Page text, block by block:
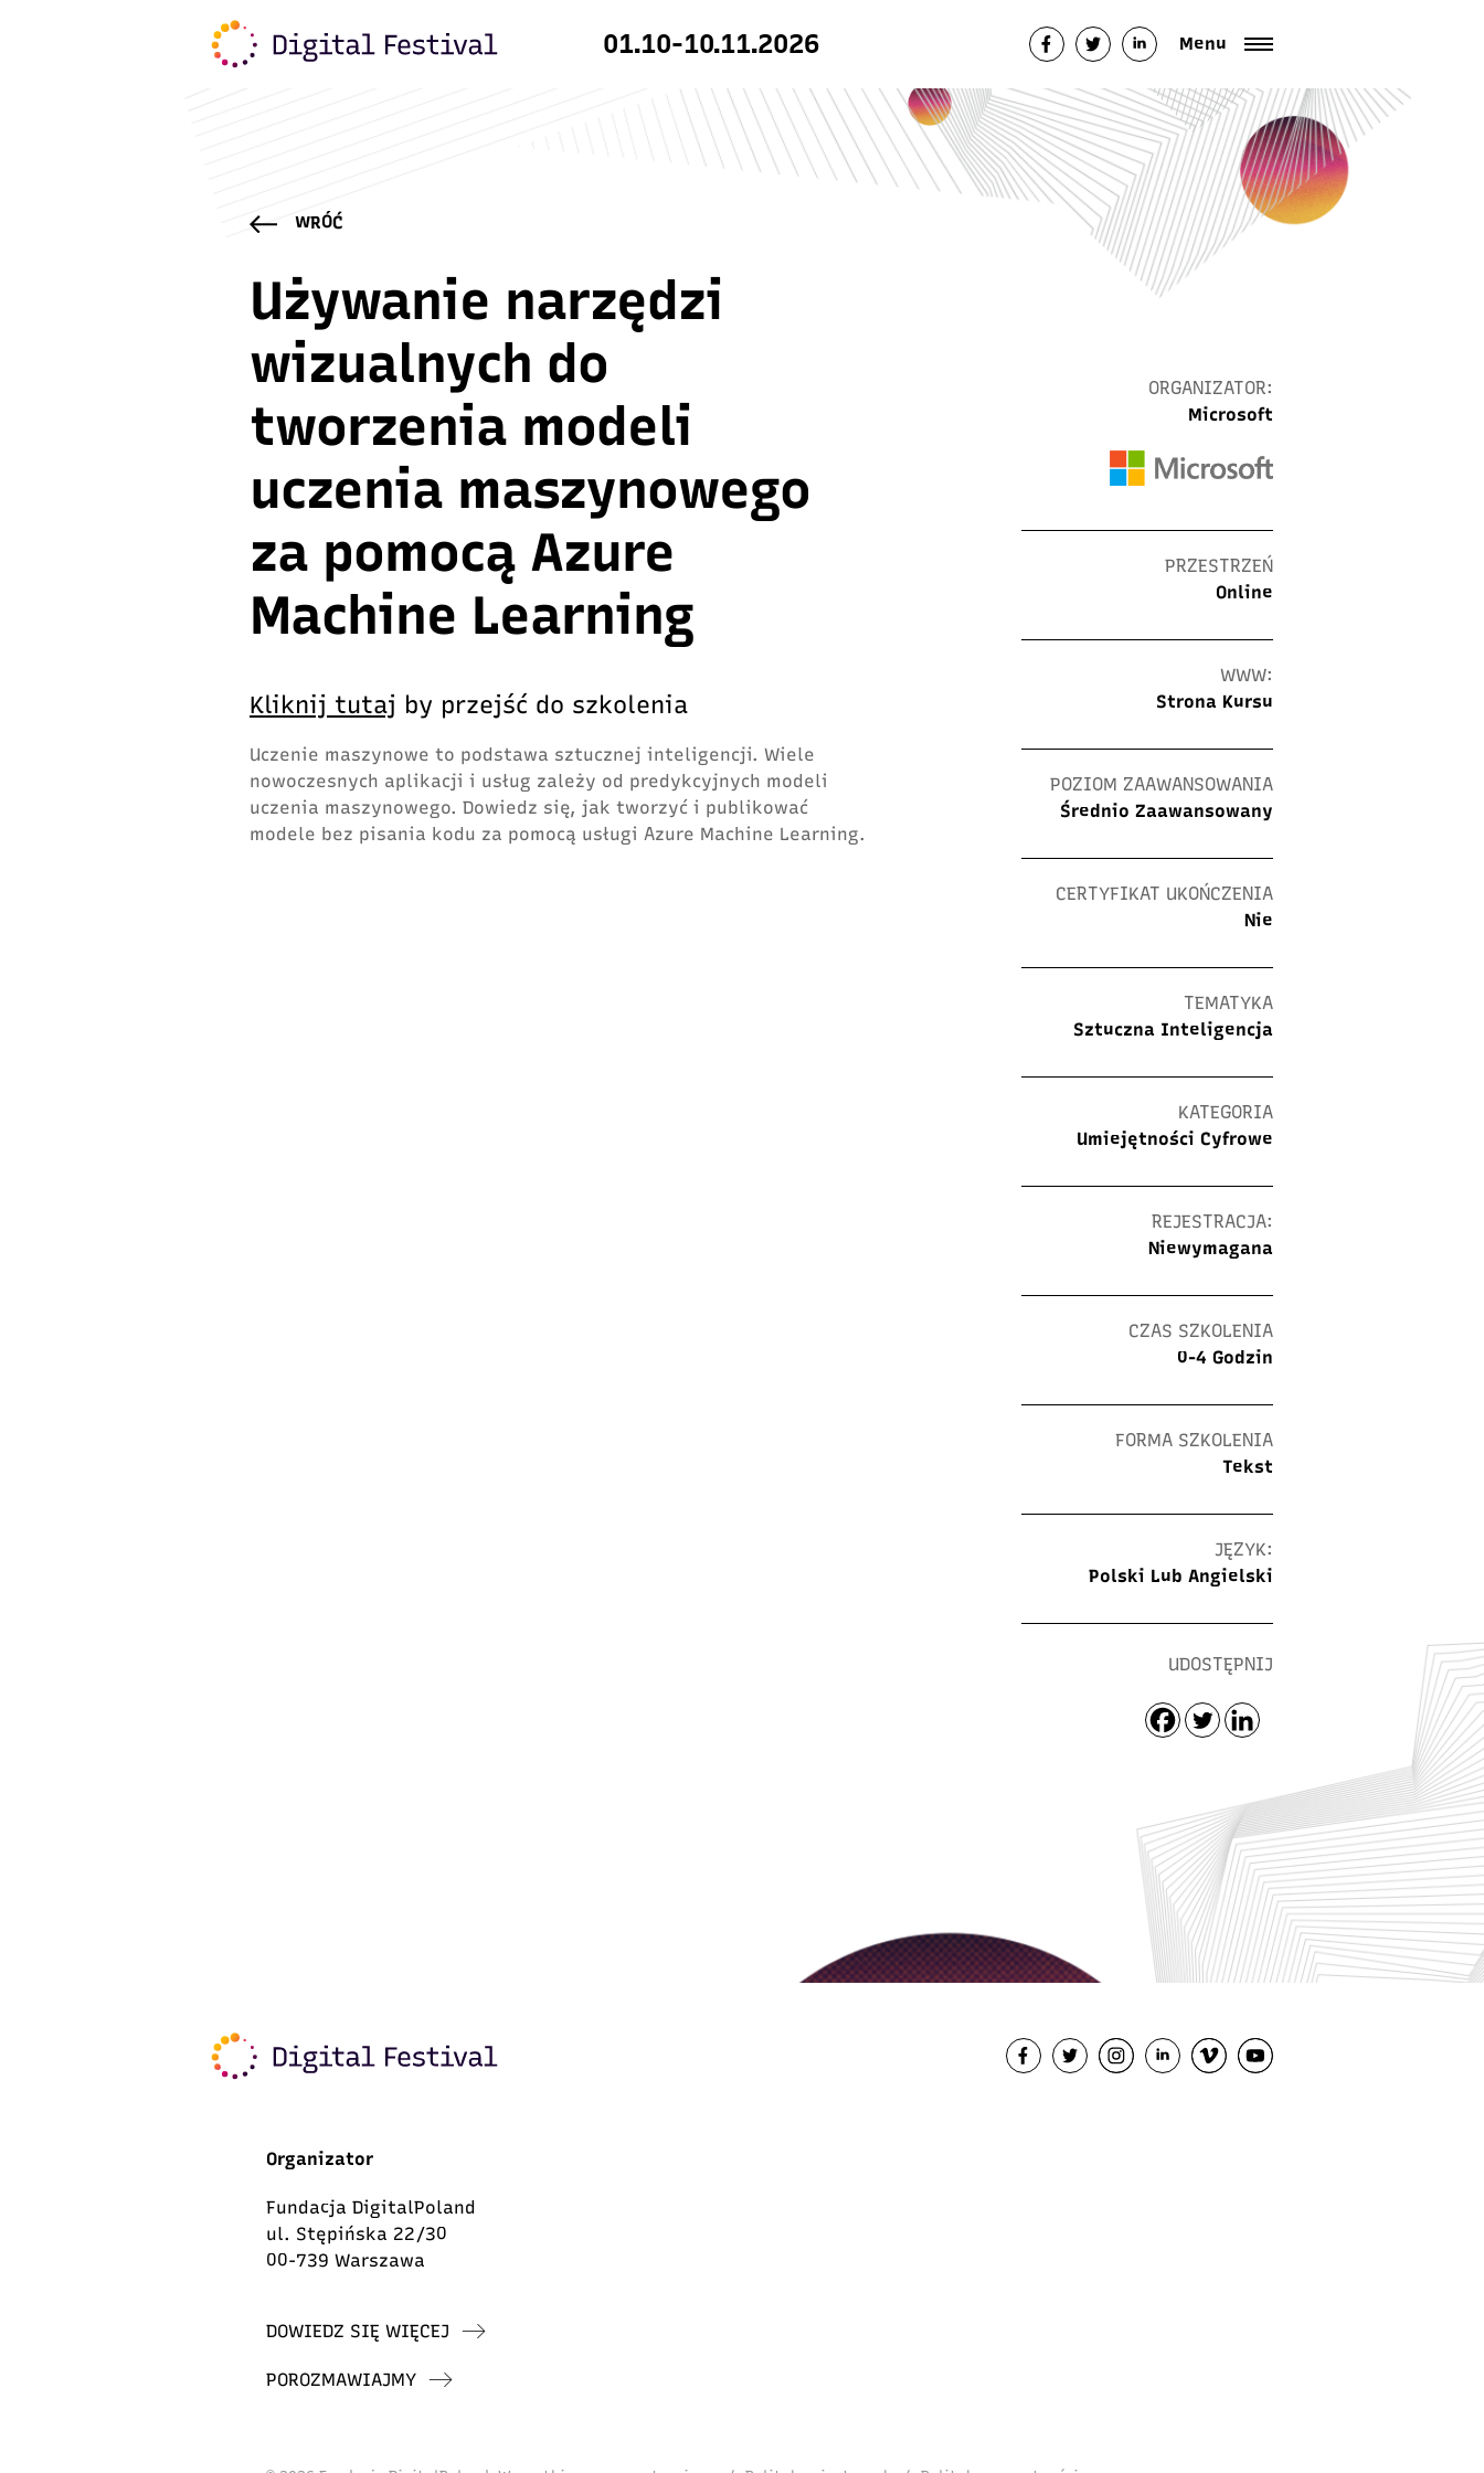
01.10-10.11.2026 Menu
WRÓĆ
Używanie narzędzi
wizualnych do
tworzenia modeli
uczenia maszynowego
za pomocą Azure
Machine Learning
Kliknij tutaj by przejść do szkolenia
Uczenie maszynowe to podstawa sztucznej inteligencji. Wiele
nowoczesnych aplikacji i usług zależy od predykcyjnych modeli
uczenia maszynowego. Dowiedz się, jak tworzyć i publikować
modele bez pisania kodu za pomocą usługi Azure Machine Learning.
ORGANIZATOR:
Microsoft
PRZESTRZEŃ
Online
WWW:
Strona Kursu
POZIOM ZAAWANSOWANIA
Średnio Zaawansowany
CERTYFIKAT UKOŃCZENIA
Nie
TEMATYKA
Sztuczna Inteligencja
KATEGORIA
Umiejętności Cyfrowe
REJESTRACJA:
Niewymagana
CZAS SZKOLENIA
0-4 Godzin
FORMA SZKOLENIA
Tekst
JĘZYK:
Polski Lub Angielski
UDOSTĘPNIJ
Organizator
Fundacja DigitalPoland
ul. Stępińska 22/30
00-739 Warszawa
DOWIEDZ SIĘ WIĘCEJ
POROZMAWIAJMY